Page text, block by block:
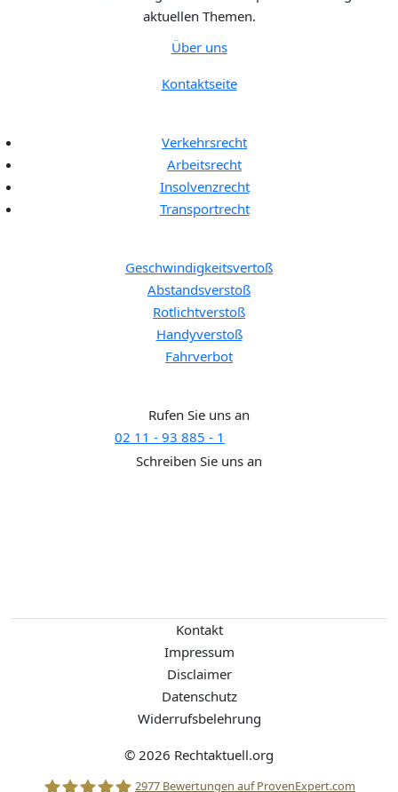
aktuellen Themen.
Über uns
Kontaktseite
Verkehrsrecht
Arbeitsrecht
Insolvenzrecht
Transportrecht
Geschwindigkeitsvertoß
Abstandsverstoß
Rotlichtverstoß
Handyverstoß
Fahrverbot
Rufen Sie uns an
02 11 - 93 885 - 1
Schreiben Sie uns an
Kontakt
Impressum
Disclaimer
Datenschutz
Widerrufsbelehrung
© 2026 Rechtaktuell.org
2977 Bewertungen auf ProvenExpert.com